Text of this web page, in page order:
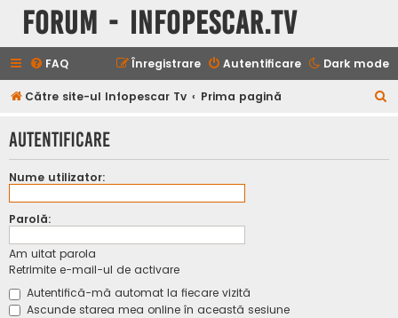
Forum - InfoPescar.Tv
Dark mode
FAQ Autentificare
Înregistrare
Către site-ul Infopescar Tv Prima pagină
t
Autentificare
Nume utilizator:
Parolă:
Am uitat parola
Retrimite e-mail-ul de activare
Autentifică-mă automat la fiecare vizită
Ascunde starea mea online în această sesiune